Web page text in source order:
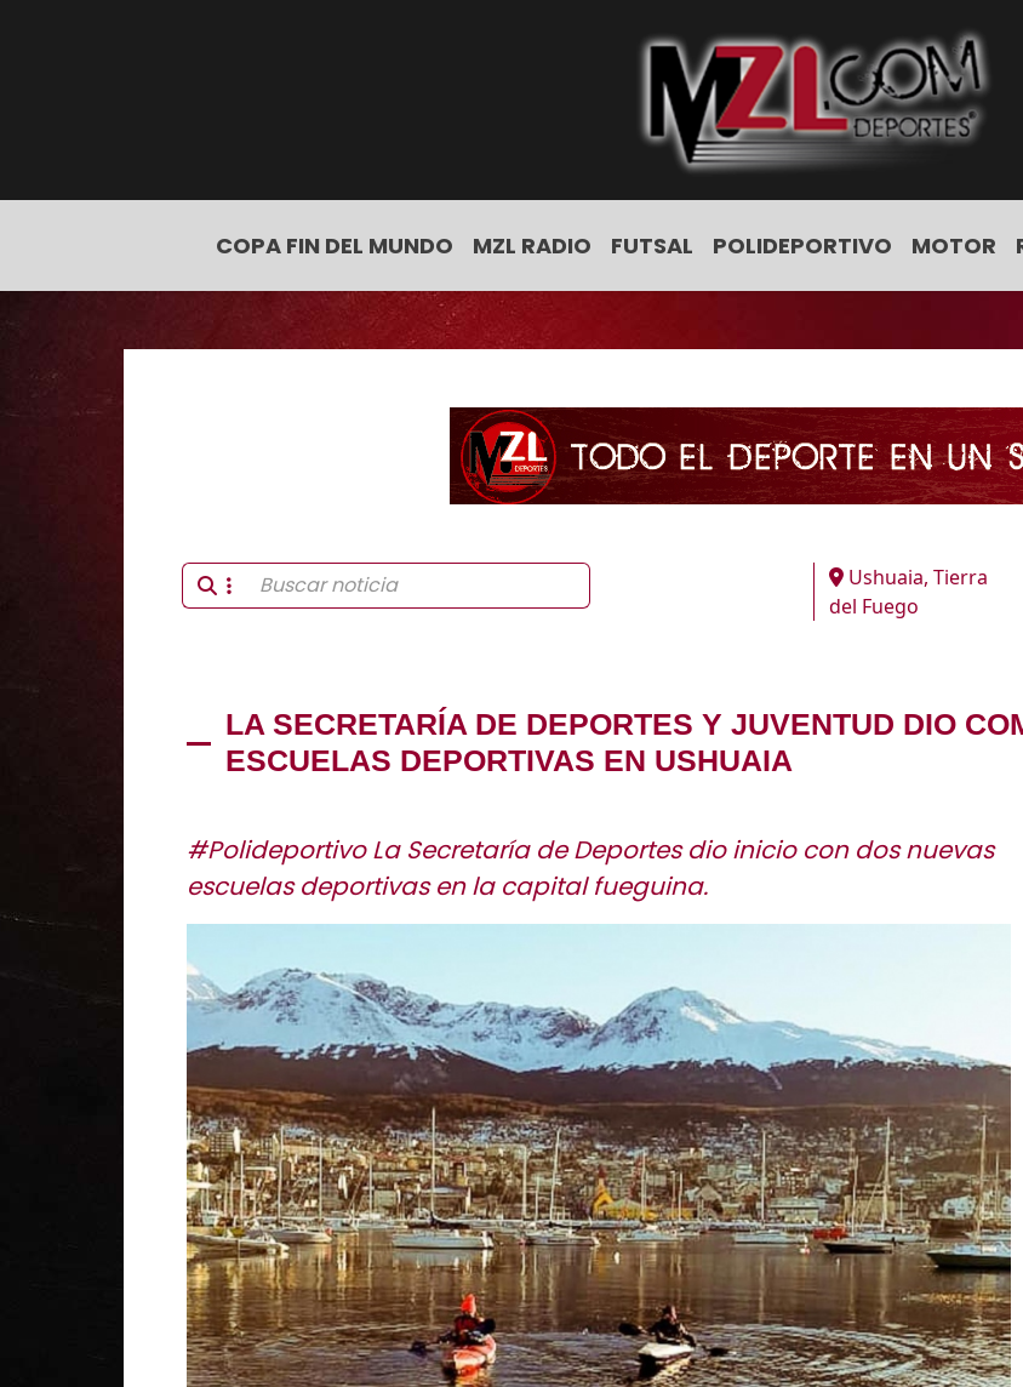
COPA FIN DEL MUNDO MZL RADIO FUTSAL POLIDEPORTIVO MOTOR
Ushuaia, Tierra
del Fuego
LA SECRETARÍA DE DEPORTES Y JUVENTUD DIO
ESCUELAS DEPORTIVAS EN USHUAIA
#Polideportivo La Secretaría de Deportes dio inicio con dos nuevas
escuelas deportivas en la capital fueguina.